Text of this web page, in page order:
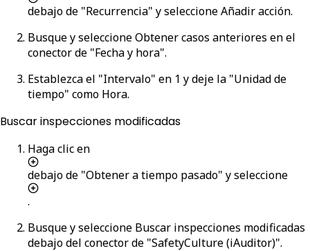
debajo de "Recurrencia" y seleccioneAñadir acción.
Busque y seleccioneObtener casos anteriores en el
conector de "Fecha y hora".
Establezca el "Intervalo" en 1 y deje la "Unidad de
tiempo" como Hora.
Buscar inspecciones modificadas
Haga clic en
debajo de "Obtener a tiempo pasado" y seleccione
.
Busque y seleccione Buscar inspecciones modificadas
debajo del conector de "SafetyCulture (iAuditor)".